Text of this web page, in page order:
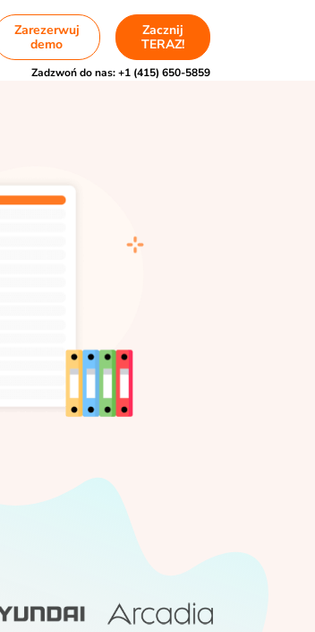
Zarezerwuj
demo
Zacznij
TERAZ!
Zadzwoń do nas:+1 (415) 650-5859